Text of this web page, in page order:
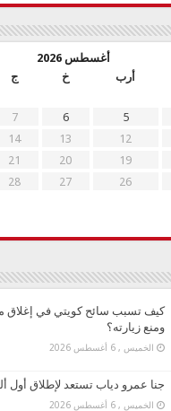
أغسطس 2026
أرب خ ج
5
6
7
12
13
14
19
20
21
26
27
28
كيف تسبب سائح كويتي في إغلاق
ومنع زيارته؟
الخميس , 6 أغسطس 2026
جنا عمرو دياب تستعد لإطلاق أول
الخميس , 6 أغسطس 2026